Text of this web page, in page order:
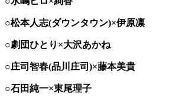
○松本人志(ダウンタウン)×伊原凛
○劇団ひとり×大沢あかね
○庄司智春(品川庄司)×藤本美貴
○石田純一×東尾理子